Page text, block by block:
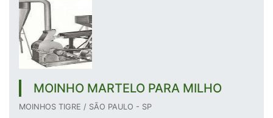
MOINHO MARTELO PARA MILHO
MOINHOS TIGRE / SÃO PAULO - SP